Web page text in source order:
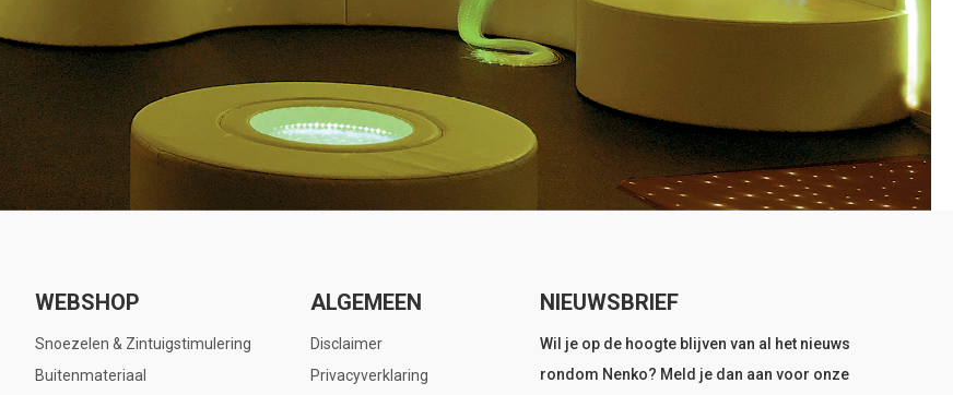
WEBSHOP
Snoezelen & Zintuigstimulering
Buitenmateriaal
ALGEMEEN
Disclaimer
Privacyverklaring
NIEUWSBRIEF
Wil je op de hoogte blijven van al het nieuws
rondom Nenko? Meld je dan aan voor onze